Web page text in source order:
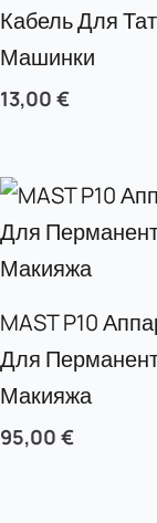
Кабель Для
Машинки
13,00 €
MAST P10
Для
Макияжа
95,00 €